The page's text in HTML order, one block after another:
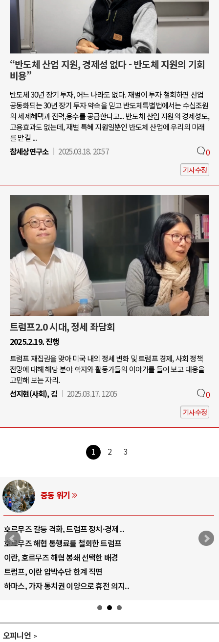
“반도체 산업 지원, 경제성 없다 - 반도체 지원의 기회
비용”
반도체 30년 장기 투자, 어느 나라도 없다. 재벌이 투자 철회하면 산업
공동화되는 30년 장기 투자 약속을 믿고 반도체특별법에서는 수십조원
의 세제혜택과 전력,용수를 공급한다고... 반도체 산업 지원의 경제성도,
고용효과도 없는데, 재벌 특혜 지원일뿐인 반도체 산업에 우리의 미래
를 맡길 ...
참세상연구소
2025.03.18. 20:57 0
기사수정
트럼프2.0 시대, 정세 좌담회
2025.2.19. 진행
트럼프 재집권을 맞아 미국 내외 정세 변화 및 트럼프 경제, 사회 정책
전망에 대해 해당 분야 학자와 활동가들의 이야기를 들어 보고 대응을
고민해 보는 자리.
선지현(사회), 김
2025.03.17. 12:05 0
기사수정
1 2 3
중동 위기
호르무즈 갈등 격화, 트럼프 정치·경제 ..
호르무즈 해협 통행료를 철회한 트럼프
이란, 호르무즈 해협 봉쇄 선택한 배경
트럼프, 이란 압박수단 한계 직면
하마스, 가자 통치권 이양으로 휴전 의지..
오피니언